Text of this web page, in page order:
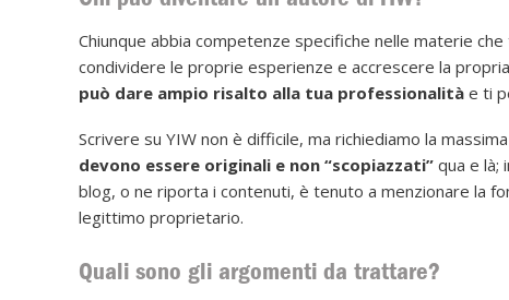
Chiunque abbia competenze specifiche nelle materie
condividere le proprie esperienze e accrescere la
può dare ampio risalto alla tua professionalità e ti
Scrivere su YIW non è difficile, ma richiediamo la
devono essere originali e non “scopiazzati” qua e là;
blog, o ne riporta i contenuti, è tenuto a menzionare la
legittimo proprietario.
Quali sono gli argomenti da trattare?